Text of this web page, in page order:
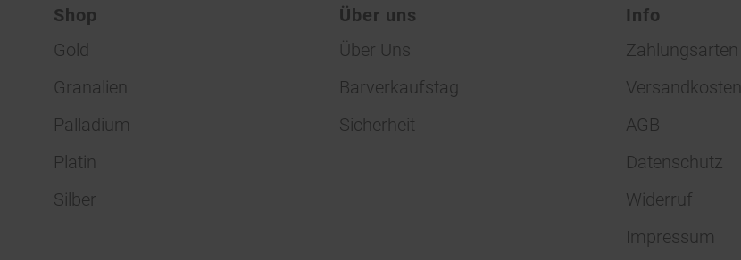
Shop
Gold
Granalien
Palladium
Platin
Silber
Über uns
Über Uns
Barverkaufstag
Sicherheit
Info
Zahlungsarten
Versandkosten
AGB
Datenschutz
Widerruf
Impressum